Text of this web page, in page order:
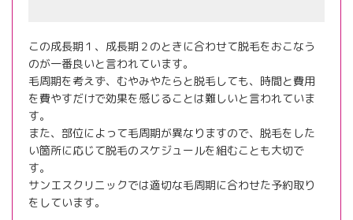
この成長期１、成長期２のときに合わせて脱毛をおこなう
のが一番良いと言われています。
毛周期を考えず、むやみやたらと脱毛しても、時間と費用
を費やすだけで効果を感じることは難しいと言われていま
す。
また、部位によって毛周期が異なりますので、脱毛をした
い箇所に応じて脱毛のスケジュールを組むことも大切で
す。
サンエスクリニックでは適切な毛周期に合わせた予約取り
をしています。